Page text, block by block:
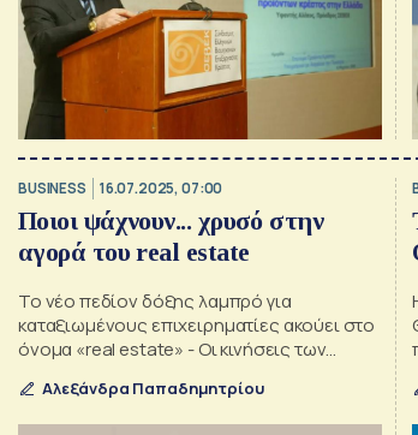
BUSINESS 16.07.2025, 07:00
Ποιοι ψάχνουν... χρυσό στην
αγορά του real estate
Το νέο πεδίον δόξης λαμπρό για
καταξιωμένους επιχειρηματίες ακούει στο
όνομα «real estate» - Οι κινήσεις των
Αλεξάνδρα Παπαδημητρίου